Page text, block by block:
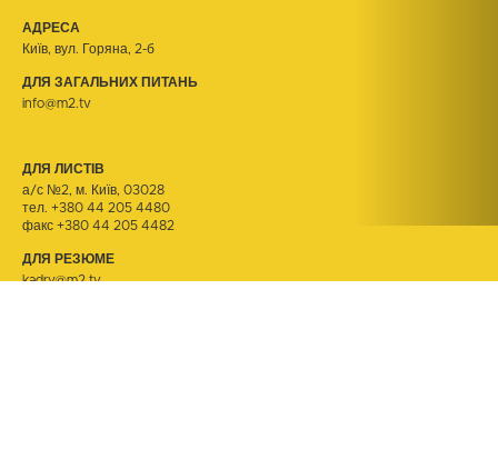
АДРЕСА
Київ, вул. Горяна, 2-б
ДЛЯ ЗАГАЛЬНИХ ПИТАНЬ
info@m2.tv
ДЛЯ ЛИСТІВ
а/с №2, м. Київ, 03028
тел. +380 44 205 4480
факс +380 44 205 4482
ДЛЯ РЕЗЮМЕ
kadry@m2.tv